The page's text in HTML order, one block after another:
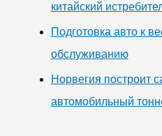
китайский
Подготовка авто к
обслуживанию
Норвегия построит
автомобильный